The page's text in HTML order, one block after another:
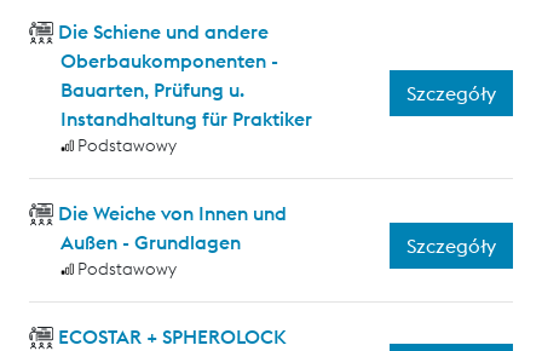
Die Schiene und andere
Oberbaukomponenten -
Bauarten, Prüfung u.
Instandhaltung für Praktiker
Podstawowy
Szczegóły
Die Weiche von Innen und
Außen - Grundlagen
Podstawowy
Szczegóły
ECOSTAR + SPHEROLOCK